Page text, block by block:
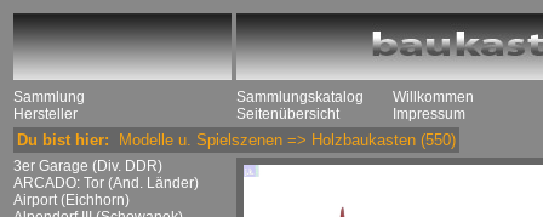
Sammlung
Hersteller
Sammlungskatalog
Seitenübersicht
Willkommen
Impressum
Du bist hier: Modelle u. Spielszenen => Holzbaukasten (550)
3er Garage (Div. DDR)
ARCADO: Tor (And. Länder)
Airport (Eichhorn)